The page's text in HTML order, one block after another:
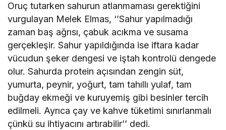
Oruç tutarken sahurun atlanmaması gerektiğini
vurgulayan Melek Elmas, ‘’Sahur yapılmadığı
zaman baş ağrısı, çabuk acıkma ve susama
gerçekleşir. Sahur yapıldığında ise iftara kadar
vücudun şeker dengesi ve iştah kontrolü dengede
olur. Sahurda protein açısından zengin süt,
yumurta, peynir, yoğurt, tam tahıllı yulaf, tam
buğday ekmeği ve kuruyemiş gibi besinler tercih
edilmeli. Ayrıca çay ve kahve tüketimi sınırlanmalı
çünkü su ihtiyacını artırabilir’’ dedi.